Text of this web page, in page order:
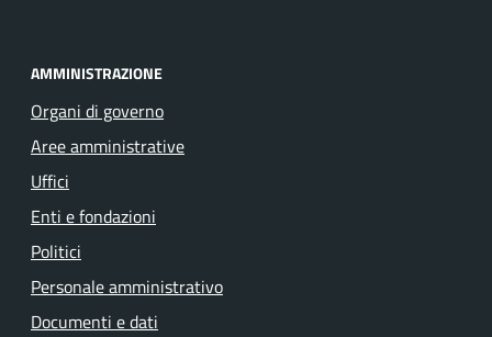
AMMINISTRAZIONE
Organi di governo
Aree amministrative
Uffici
Enti e fondazioni
Politici
Personale amministrativo
Documenti e dati